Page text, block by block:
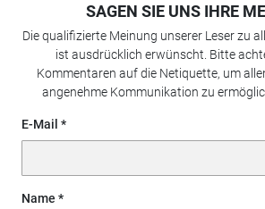
SAGEN SIE UNS IHRE
Die qualifizierte Meinung unserer Leser zu
ist ausdrücklich erwünscht. Bitte
Kommentaren auf die Netiquette, um
angenehme Kommunikation zu
E-Mail
Name